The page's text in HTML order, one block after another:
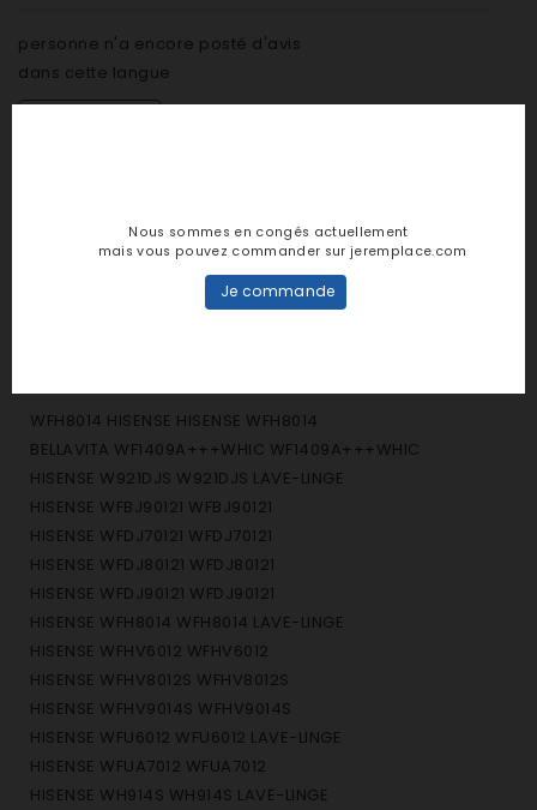
personne n'a encore posté d'avis
dans cette langue
DESCRIPTION
WFH8014 HISENSE HISENSE WFH8014
BELLAVITA WF1409A+++WHIC WF1409A+++WHIC
HISENSE W921DJS W921DJS LAVE-LINGE
HISENSE WFBJ90121 WFBJ90121
HISENSE WFDJ70121 WFDJ70121
HISENSE WFDJ80121 WFDJ80121
HISENSE WFDJ90121 WFDJ90121
HISENSE WFH8014 WFH8014 LAVE-LINGE
HISENSE WFHV6012 WFHV6012
HISENSE WFHV8012S WFHV8012S
HISENSE WFHV9014S WFHV9014S
HISENSE WFU6012 WFU6012 LAVE-LINGE
HISENSE WFUA7012 WFUA7012
HISENSE WH914S WH914S LAVE-LINGE
Nous sommes en congés actuellement
mais vous pouvez commander sur jeremplace.com
Je commande